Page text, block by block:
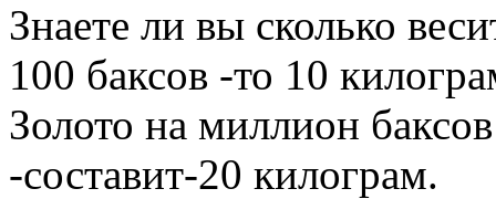
Знаете ли вы сколько
100 баксов -то 10
Золото на миллион
-составит-20 килограм.